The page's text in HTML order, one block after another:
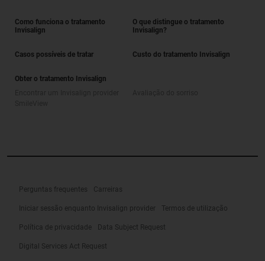
Como funciona o tratamento
Invisalign
O que distingue o tratamento
Invisalign?
Casos possíveis de tratar Custo do tratamento Invisalign
Obter o tratamento Invisalign
Perguntas frequentes Carreiras
Iniciar sessão enquanto Invisalign provider Termos de utilização
Política de privacidade Data Subject Request
Digital Services Act Request